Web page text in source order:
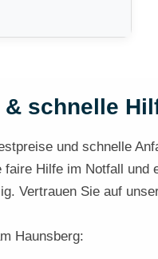
schnelle
und schnelle
Hilfe im Notfall und
Vertrauen Sie auf
Haunsberg: